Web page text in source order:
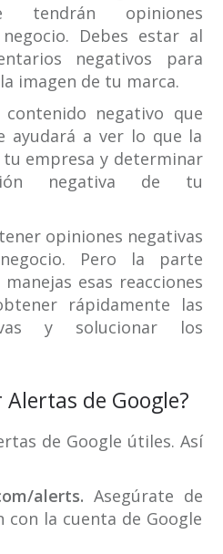
tendrán opiniones
Debes estar al
negativos para
imagen de tu marca.
negativo que
ayudará a ver lo que la
tu empresa y determinar
negativa de tu
opiniones negativas
Pero la parte
esas reacciones
rápidamente las
y solucionar los
de Google?
de Google útiles. Así
alerts. Asegúrate de
con la cuenta de Google